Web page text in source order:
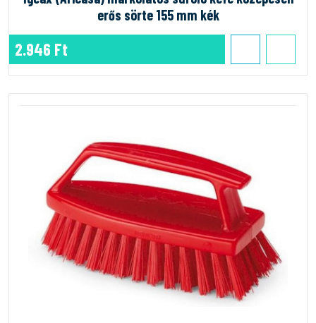
erős sörte 155 mm kék
2.946 Ft